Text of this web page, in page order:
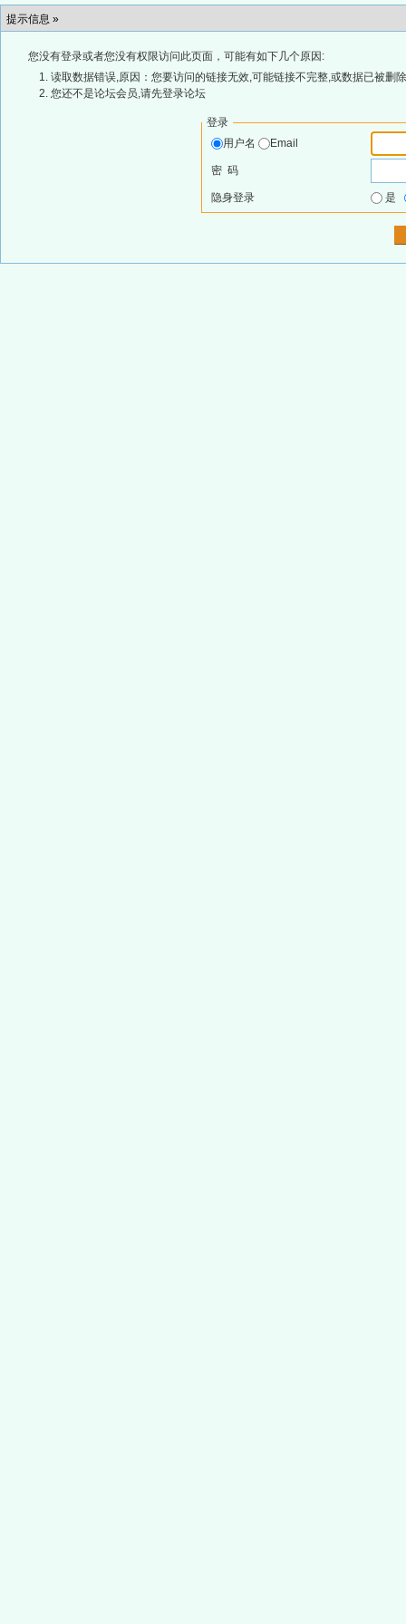
提示信息 »
您没有登录或者您没有权限访问此页面，可能有如下几个原因:
读取数据错误,原因：您要访问的链接无效,可能链接不完整,或数据已被删
您还不是论坛会员,请先登录论坛
登录
用户名
Email
密 码
隐身登录 是